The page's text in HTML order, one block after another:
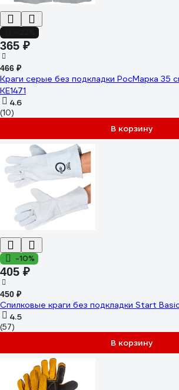
365 ₽
466 ₽
Краги серые без подкладки РосМарка 35
КЕ1471
4.6
(10)
В корзину
-10%
405 ₽
450 ₽
Спилковые краги без подкладки Start Basic
4.5
(57)
В корзину